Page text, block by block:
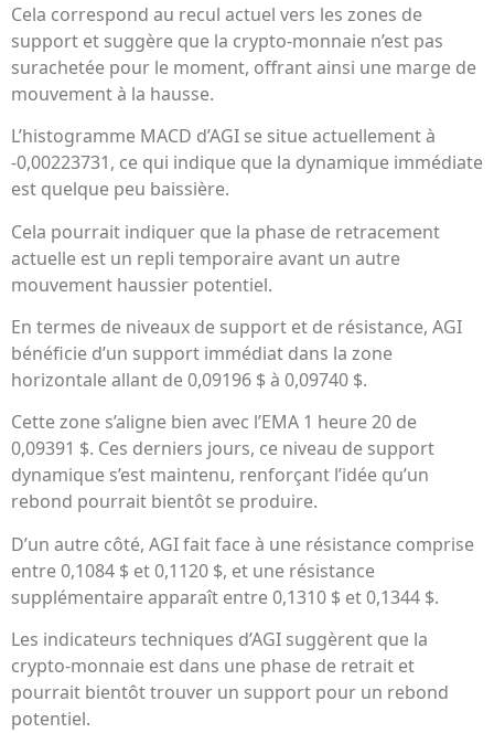
Cela correspond au recul actuel vers les zones de
support et suggère que la crypto-monnaie n’est pas
surachetée pour le moment, offrant ainsi une marge de
mouvement à la hausse.
L’histogramme MACD d’AGI se situe actuellement à
-0,00223731, ce qui indique que la dynamique immédiate
est quelque peu baissière.
Cela pourrait indiquer que la phase de retracement
actuelle est un repli temporaire avant un autre
mouvement haussier potentiel.
En termes de niveaux de support et de résistance, AGI
bénéficie d’un support immédiat dans la zone
horizontale allant de 0,09196 $ à 0,09740 $.
Cette zone s’aligne bien avec l’EMA 1 heure 20 de
0,09391 $. Ces derniers jours, ce niveau de support
dynamique s’est maintenu, renforçant l’idée qu’un
rebond pourrait bientôt se produire.
D’un autre côté, AGI fait face à une résistance comprise
entre 0,1084 $ et 0,1120 $, et une résistance
supplémentaire apparaît entre 0,1310 $ et 0,1344 $.
Les indicateurs techniques d’AGI suggèrent que la
crypto-monnaie est dans une phase de retrait et
pourrait bientôt trouver un support pour un rebond
potentiel.